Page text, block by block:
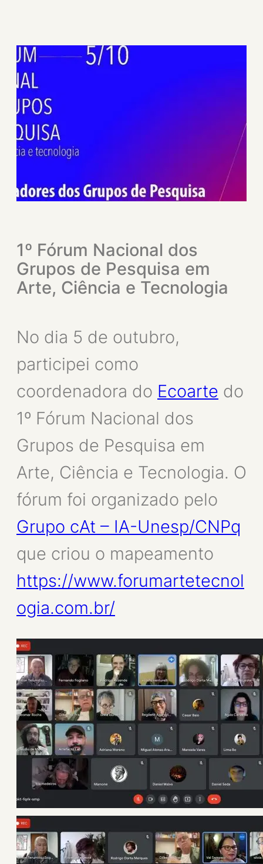
1º Fórum Nacional dos
Grupos de Pesquisa em
Arte, Ciência e Tecnologia
No dia 5 de outubro,
participei como
coordenadora do Ecoarte do
1º Fórum Nacional dos
Grupos de Pesquisa em
Arte, Ciência e Tecnologia. O
fórum foi organizado pelo
Grupo cAt – IA-Unesp/CNPq
que criou o mapeamento
https://www.forumartetecnol
ogia.com.br/